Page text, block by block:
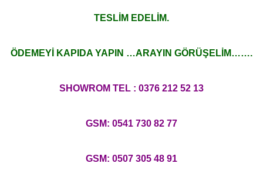
TESLİM EDELİM.
ÖDEMEYİ KAPIDA YAPIN …ARAYIN GÖRÜŞELİM…….
SHOWROM TEL : 0376 212 52 13
GSM: 0541 730 82 77
GSM: 0507 305 48 91